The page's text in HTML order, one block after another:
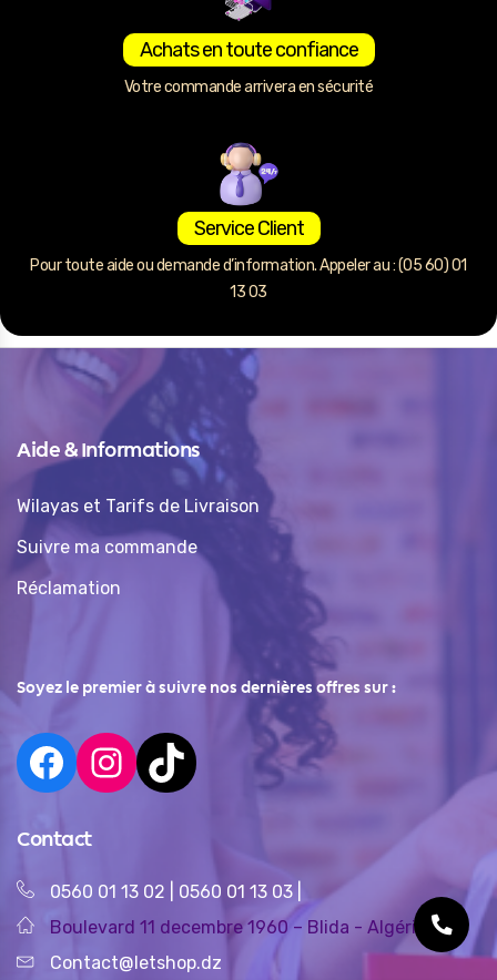
Achats en toute confiance
Votre commande arrivera en sécurité
Service Client
Pour toute aide ou demande d’information. Appeler au : (05 60) 01
13 03
Aide & Informations
Wilayas et Tarifs de Livraison
Suivre ma commande
Réclamation
Soyez le premier à suivre nos dernières offres sur :
Contact
0560 01 13 02 0560 01 13 03
Boulevard 11 decembre 1960 – Blida - Algérie
Contact@letshop.dz